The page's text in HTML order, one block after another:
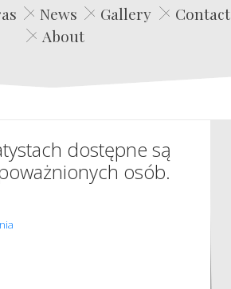
Edwin Film Agencja Aktorska
News Gallery
Contact
About
dostępne są
osób.